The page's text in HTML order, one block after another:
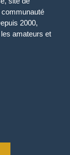
2000,
amateurs et